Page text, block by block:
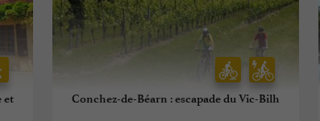
et
Conchez-de-Béarn : escapade du Vic-Bilh